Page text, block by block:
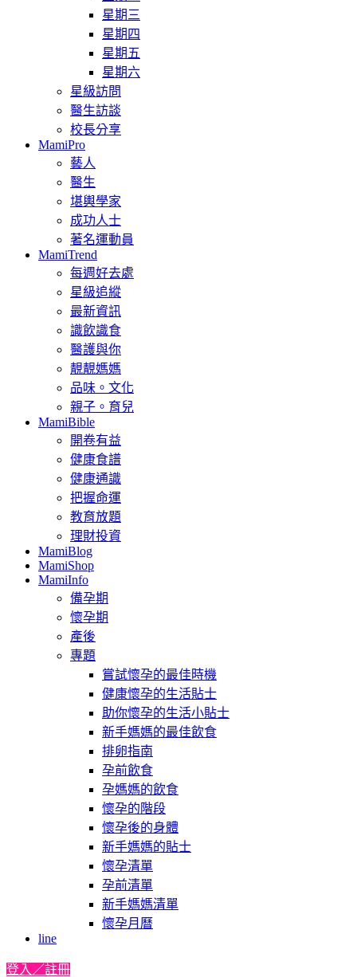
星期三
星期四
星期五
星期六
星級訪問
醫生訪談
校長分享
MamiPro
藝人
醫生
堪輿學家
成功人士
著名運動員
MamiTrend
每週好去處
星級追縱
最新資訊
識飲識食
醫護與你
靚靚媽媽
品味。文化
親子。育兒
MamiBible
開卷有益
健康食譜
健康通識
把握命運
教育放題
理財投資
MamiBlog
MamiShop
MamiInfo
備孕期
懷孕期
產後
專題
嘗試懷孕的最佳時機
健康懷孕的生活貼士
助你懷孕的生活小貼士
新手媽媽的最佳飲食
排卵指南
孕前飲食
孕媽媽的飲食
懷孕的階段
懷孕後的身體
新手媽媽的貼士
懷孕清單
孕前清單
新手媽媽清單
懷孕月曆
line
登入／註冊